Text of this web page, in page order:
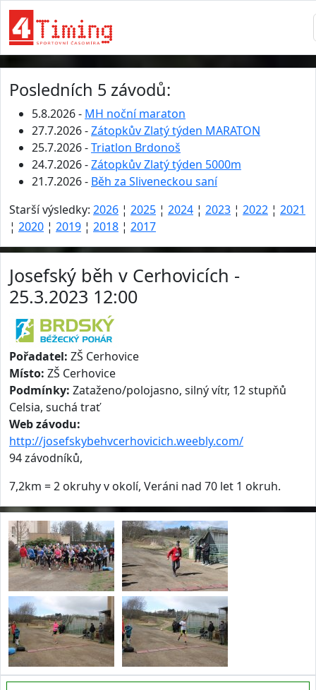
Posledních 5 závodů:
5.8.2026 - MH noční maraton
27.7.2026 -Zátopkův Zlatý týden MARATON
25.7.2026 -Triatlon Brdonoš
24.7.2026 -Zátopkův Zlatý týden 5000m
21.7.2026 - Běh za Sliveneckou saní
Starší výsledky: 2026 ¦ 2025 ¦ 2024 ¦ 2023 ¦ 2022 ¦ 2021
¦ 2020 ¦ 2019 ¦ 2018 ¦ 2017
Josefský běh v Cerhovicích -
25.3.2023 12:00
Pořadatel: ZŠ Cerhovice
Místo: ZŠ Cerhovice
Podmínky: Zataženo/polojasno, silný vítr, 12 stupňů
Celsia, suchá trať
Web závodu:
http://josefskybehvcerhovicich.weebly.com/
94 závodníků,
7,2km = 2 okruhy v okolí, Veráni nad 70 let 1 okruh.